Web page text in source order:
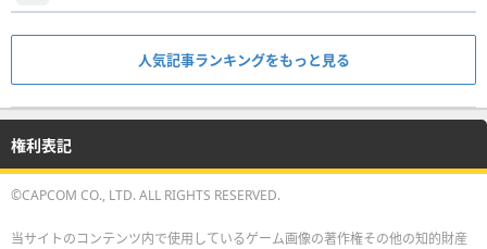
人気記事ランキングをもっと見る
権利表記
©CAPCOM CO., LTD. ALL RIGHTS RESERVED.
当サイトのコンテンツ内で使用しているゲーム画像の著作権その他の知的財産